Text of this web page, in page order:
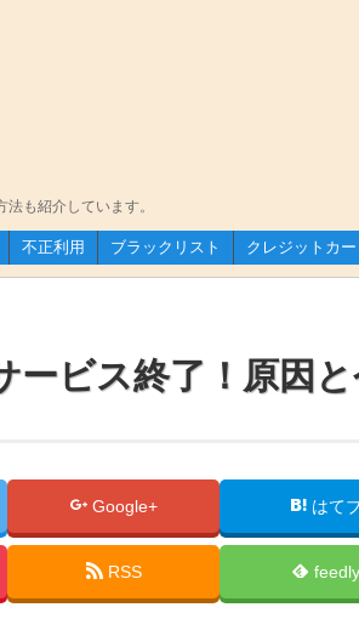
も紹介しています。
不正利用 ブラックリスト
クレジットカー
楽天カード
Yahoo! JAPAN
イオンカード
オリコカード
ービス終了！原因
Google+ はて
RSS feedly